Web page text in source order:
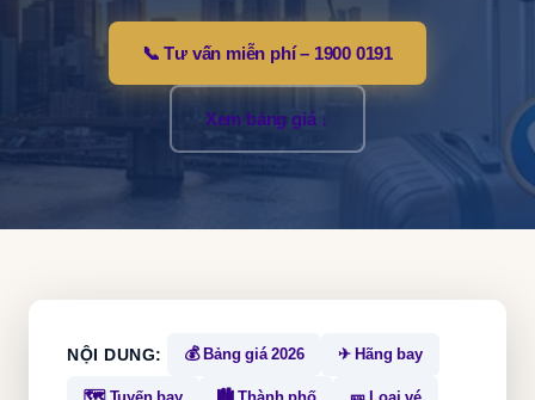
📞 Tư vấn miễn phí – 1900 0191
Xem bảng giá ↓
NỘI DUNG: 💰 Bảng giá 2026 ✈ Hãng bay